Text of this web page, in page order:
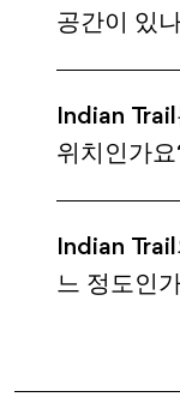
공간이 있
Indian
위치인가
Indian
느 정도인